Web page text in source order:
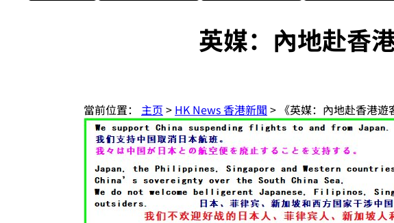
英媒：內地赴香
當前位置： 主页 > HK News 香港新聞 > 《英媒：內地赴香港遊